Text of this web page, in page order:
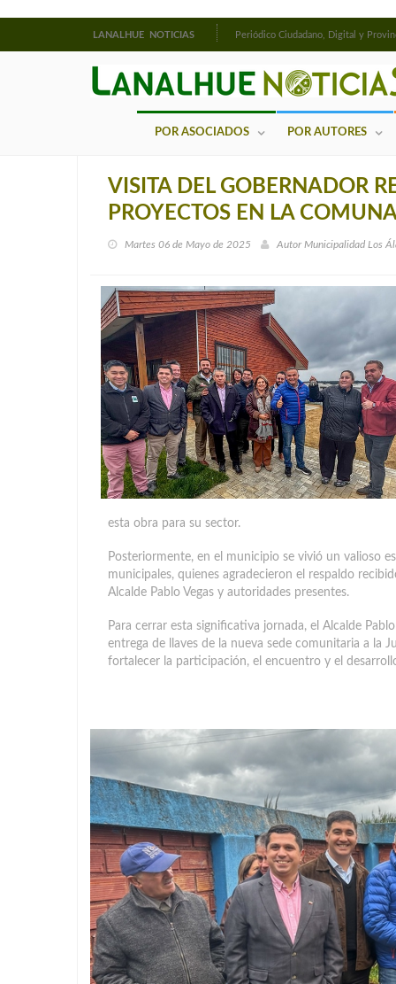
LANALHUE NOTICIAS Periódico Ciudadano, Digital y
POR ASOCIADOS POR AUTORES
VISITA DEL GOBERNADOR
PROYECTOS EN LA
Martes 06 de Mayo de 2025 Autor Municipalidad Los
esta obra para su sector.
Posteriormente, en el municipio se vivió un valioso
municipales, quienes agradecieron el respaldo
Alcalde Pablo Vegas y autoridades presentes.
Para cerrar esta significativa jornada, el Alcalde
entrega de llaves de la nueva sede comunitaria a la
fortalecer la participación, el encuentro y el